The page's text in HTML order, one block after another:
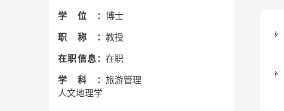
学位： 博士
职称： 教授
在职信息： 在职
学科： 旅游管理
人文地理学